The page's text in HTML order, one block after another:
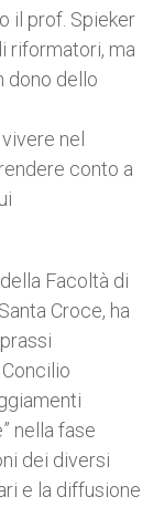
il prof. Spieker
riformatori, ma
dono dello
nel
conto a
Facoltà di
Croce, ha
nella fase
dei diversi
e la diffusione